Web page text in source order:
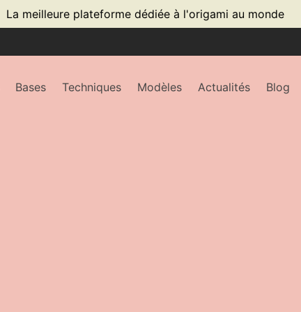
La meilleure plateforme dédiée à l'origami au monde
Bases Techniques Modèles Actualités Blog